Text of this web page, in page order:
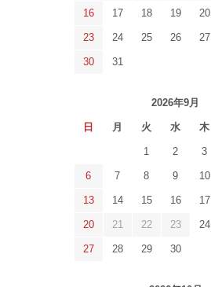
16 17 18 19 20
23 24 25 26 27
30 31
2026年9月
日 月 火 水 木
1 2 3
6 7 8 9 10
13 14 15 16 17
20 21 22 23 24
27 28 29 30